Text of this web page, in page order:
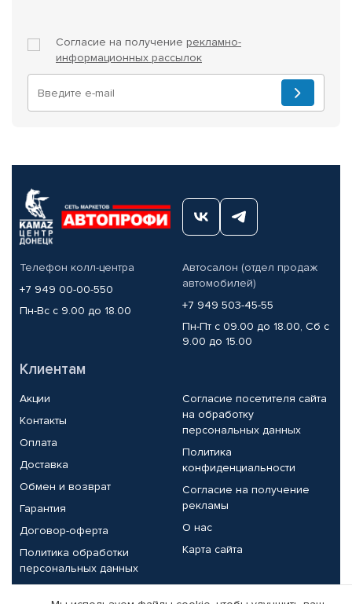
Согласие на получение рекламно-
информационных рассылок
Телефон колл-центра
+7 949 00-00-550
Пн-Вс с 9.00 до 18.00
Автосалон (отдел продаж
автомобилей)
+7 949 503-45-55
Пн-Пт с 09.00 до 18.00, Сб с
9.00 до 15.00
Клиентам
Акции
Контакты
Оплата
Доставка
Обмен и возврат
Гарантия
Договор-оферта
Политика обработки
персональных данных
Согласие посетителя сайта
на обработку
персональных данных
Политика
конфиденциальности
Согласие на получение
рекламы
О нас
Карта сайта